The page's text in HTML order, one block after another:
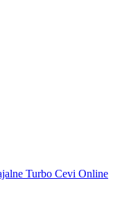
Turbo Cevi Online